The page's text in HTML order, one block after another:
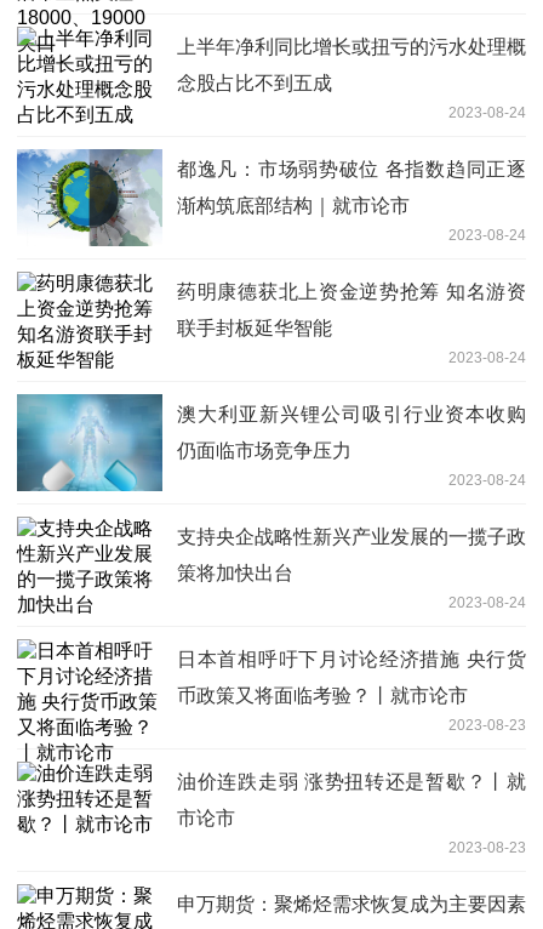
上半年净利同比增长或扭亏的污水处理概
念股占比不到五成
2023-08-24
都逸凡：市场弱势破位 各指数趋同正逐
渐构筑底部结构｜就市论市
2023-08-24
药明康德获北上资金逆势抢筹 知名游资
联手封板延华智能
2023-08-24
澳大利亚新兴锂公司吸引行业资本收购
仍面临市场竞争压力
2023-08-24
支持央企战略性新兴产业发展的一揽子政
策将加快出台
2023-08-24
日本首相呼吁下月讨论经济措施 央行货
币政策又将面临考验？丨就市论市
2023-08-23
油价连跌走弱 涨势扭转还是暂歇？丨就
市论市
2023-08-23
申万期货：聚烯烃需求恢复成为主要因素